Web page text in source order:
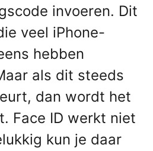
invoeren. Dit
veel iPhone-
hebben
als dit steeds
dan wordt het
Face ID werkt niet
kun je daar